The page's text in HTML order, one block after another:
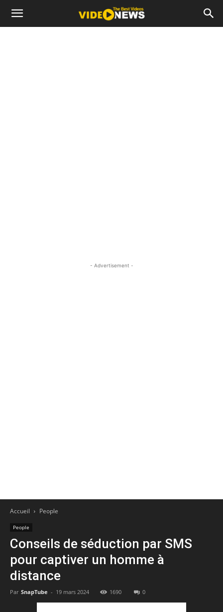
- Advertisement -
Accueil People
People
Conseils de séduction par SMS
pour captiver un homme à
distance
Par SnapTube - 19 mars 2024 1690 0